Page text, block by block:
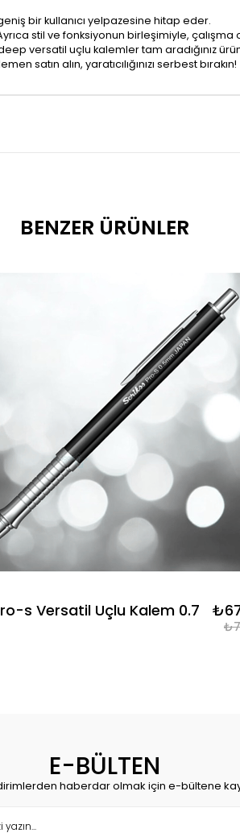
bir kullanıcı yelpazesine hitap eder.
stil ve fonksiyonun birleşimiyle, çalışma
versatil uçlu kalemler tam aradığınız
satın alın, yaratıcılığınızı serbest bırakın!
BENZER ÜRÜNLER
s Versatil Uçlu Kalem 0.7
E-BÜLTEN
haberdar olmak için e-bültene